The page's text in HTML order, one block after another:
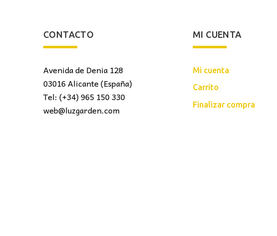
CONTACTO
Avenida de Denia 128
03016 Alicante (España)
Tel: (+34) 965 150 330
web@luzgarden.com
MI CUENTA
Mi cuenta
Carrito
Finalizar compra